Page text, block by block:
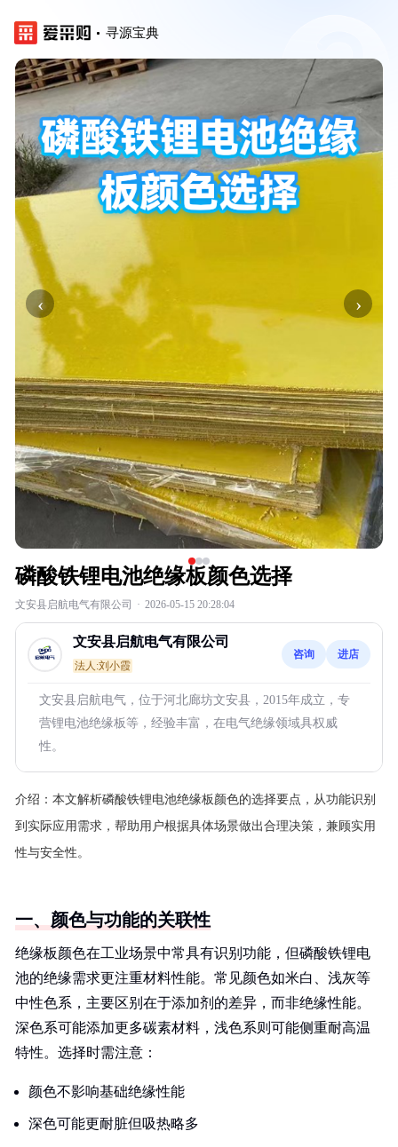
寻源宝典
‹ ›
磷酸铁锂电池绝缘板颜色选择
文安县启航电气有限公司 · 2026-05-15 20:28:04
文安县启航电气有限公司
法人:刘小霞
咨询 进店
文安县启航电气，位于河北廊坊文安县，2015年成立，专
营锂电池绝缘板等，经验丰富，在电气绝缘领域具权威
性。
介绍： 本文解析磷酸铁锂电池绝缘板颜色的选择要点，从功能识别
到实际应用需求，帮助用户根据具体场景做出合理决策，兼顾实用
性与安全性。
一、颜色与功能的关联性
绝缘板颜色在工业场景中常具有识别功能，但磷酸铁锂电
池的绝缘需求更注重材料性能。常见颜色如米白、浅灰等
中性色系，主要区别在于添加剂的差异，而非绝缘性能。
深色系可能添加更多碳素材料，浅色系则可能侧重耐高温
特性。选择时需注意：
颜色不影响基础绝缘性能
深色可能更耐脏但吸热略多